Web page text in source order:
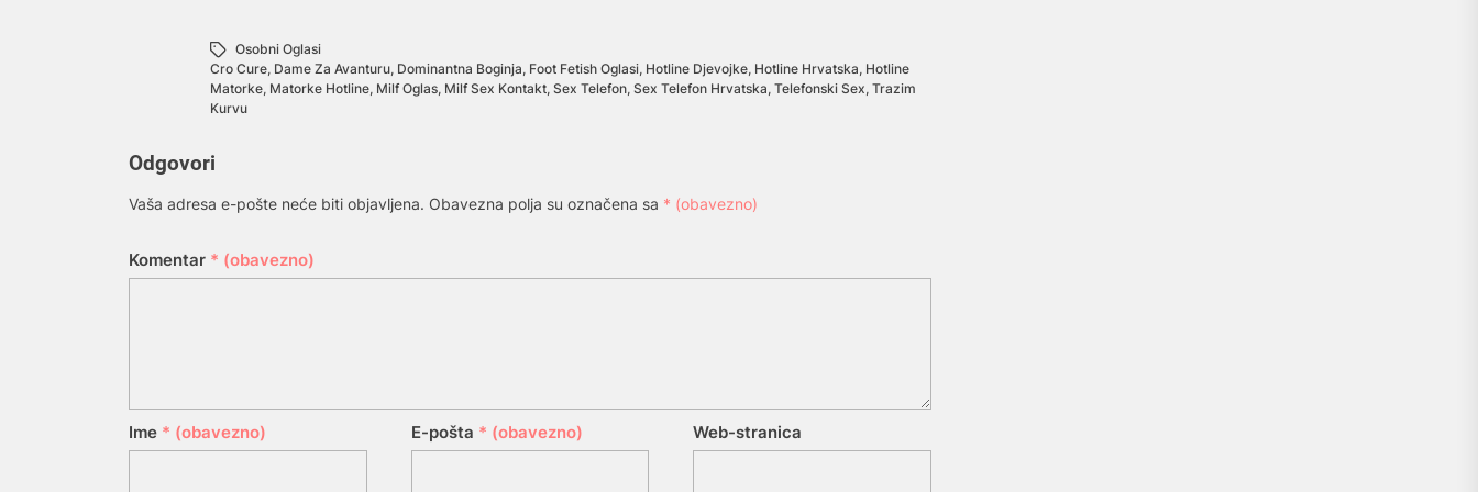
Osobni Oglasi
Cro Cure, Dame Za Avanturu, Dominantna Boginja, Foot Fetish Oglasi, Hotline Djevojke, Hotline Hrvatska, Hotline
Matorke, Matorke Hotline, Milf Oglas, Milf Sex Kontakt, Sex Telefon, Sex Telefon Hrvatska, Telefonski Sex, Trazim
Kurvu
Odgovori
Vaša adresa e-pošte neće biti objavljena. Obavezna polja su označena sa * (obavezno)
Komentar * (obavezno)
Ime * (obavezno) E-pošta * (obavezno) Web-stranica